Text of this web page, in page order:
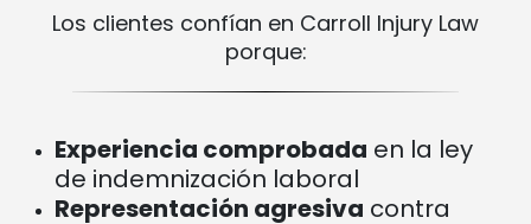
Los clientes confían en Carroll Injury Law
porque:
Experiencia comprobada en la ley
de indemnización laboral
Representación agresiva contra